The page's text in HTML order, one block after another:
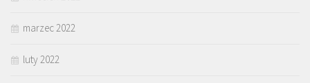
marzec 2022
luty 2022